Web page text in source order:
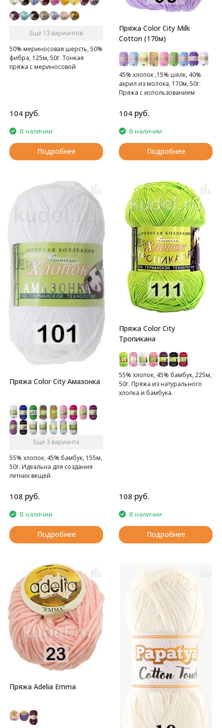
Ещё 13 вариантов
50% мериносовая шерсть, 50%
фибра, 125м, 50г. Тонкая
пряжа с мериносовой
104 руб.
В наличии
Подробнее
Пряжа Color City Milk
Cotton (170м)
45% хлопок ,15% шелк, 40%
акрил из молока, 170м, 50г.
Пряжа с использованием
104 руб.
В наличии
Подробнее
Пряжа Color City Амазонка
Ещё 3 варианта
55% хлопок, 45% бамбук, 155м,
50г. Идеальна для создания
летних вещей.
108 руб.
В наличии
Подробнее
Пряжа Color City
Тропикана
55% хлопок, 45% бамбук, 225м,
50г. Пряжа из натурального
хлопка и бамбука.
108 руб.
В наличии
Подробнее
Пряжа Adelia Emma